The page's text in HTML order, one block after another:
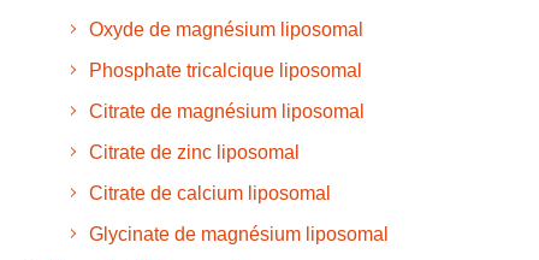
Oxyde de magnésium liposomal
Phosphate tricalcique liposomal
Citrate de magnésium liposomal
Citrate de zinc liposomal
Citrate de calcium liposomal
Glycinate de magnésium liposomal